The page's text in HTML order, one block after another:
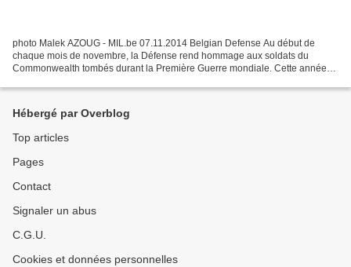
photo Malek AZOUG - MIL.be 07.11.2014 Belgian Defense Au début de
chaque mois de novembre, la Défense rend hommage aux soldats du
Commonwealth tombés durant la Première Guerre mondiale. Cette année
Hébergé par Overblog
Top articles
Pages
Contact
Signaler un abus
C.G.U.
Cookies et données personnelles